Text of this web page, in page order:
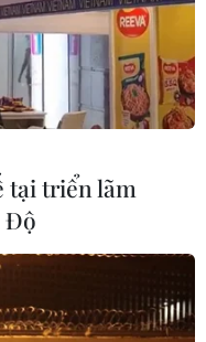
hút
tại triển lãm
Độ